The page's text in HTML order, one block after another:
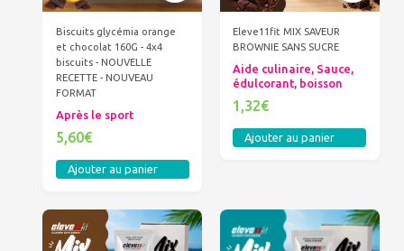
Biscuits glycémia orange
et chocolat 160G - 4x4
biscuits - NOUVELLE
RECETTE - NOUVEAU
FORMAT
Après le sport
5,60€
Ajouter au panier
Eleve11fit MIX SAVEUR
BROWNIE SANS SUCRE
Aide culinaire, Sauce,
édulcorant, boisson
1,32€
Ajouter au panier